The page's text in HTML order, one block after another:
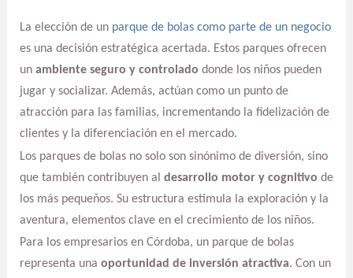
La elección de un parque de bolas como parte de un negocio
es una decisión estratégica acertada. Estos parques ofrecen
un ambiente seguro y controlado donde los niños pueden
jugar y socializar. Además, actúan como un punto de
atracción para las familias, incrementando la fidelización de
clientes y la diferenciación en el mercado.
Los parques de bolas no solo son sinónimo de diversión, sino
que también contribuyen al desarrollo motor y cognitivo de
los más pequeños. Su estructura estimula la exploración y la
aventura, elementos clave en el crecimiento de los niños.
Para los empresarios en Córdoba, un parque de bolas
representa una oportunidad de inversión atractiva. Con un